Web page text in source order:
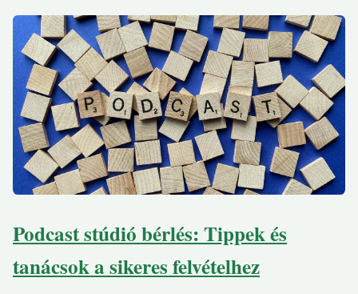
Podcast stúdió bérlés: Tippek és
tanácsok a sikeres felvételhez